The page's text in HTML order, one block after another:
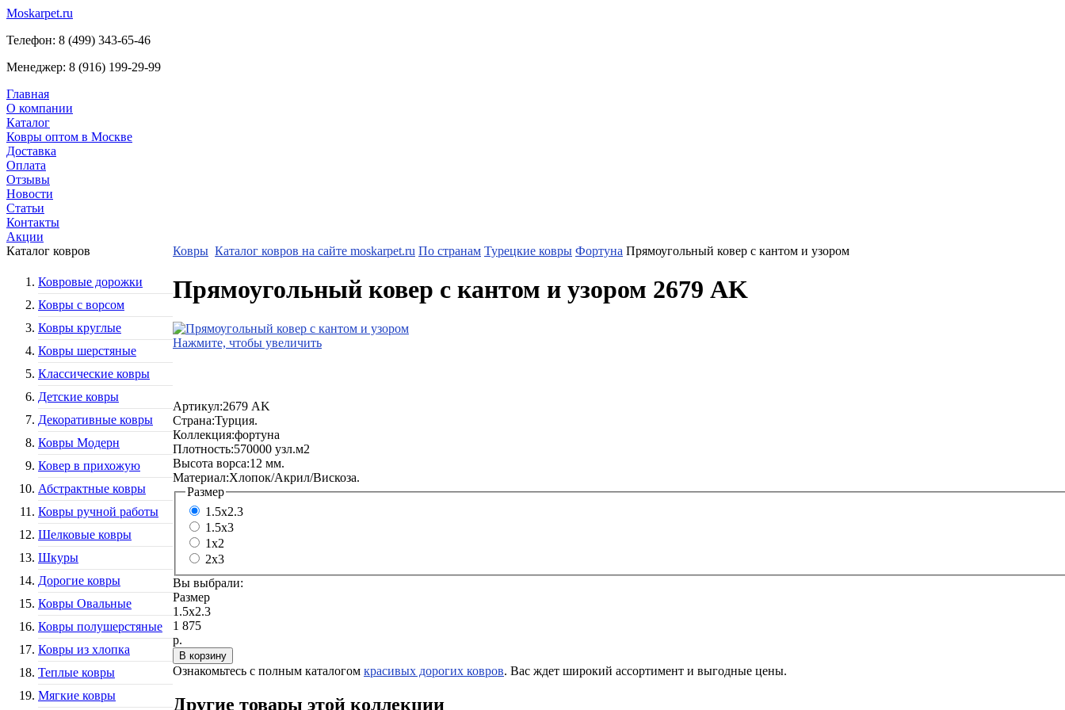
Moskarpet.ru
Телефон: 8 (499) 343-65-46
Менеджер: 8 (916) 199-29-99
Главная
О компании
Каталог
Ковры оптом в Москве
Доставка
Оплата
Отзывы
Новости
Статьи
Контакты
Акции
Каталог ковров
Ковровые дорожки
Ковры с ворсом
Ковры круглые
Ковры шерстяные
Классические ковры
Детские ковры
Декоративные ковры
Ковры Модерн
Ковер в прихожую
Абстрактные ковры
Ковры ручной работы
Шелковые ковры
Шкуры
Дорогие ковры
Ковры Овальные
Ковры полушерстяные
Ковры из хлопка
Теплые ковры
Мягкие ковры
Ковры Каталог ковров на сайте moskarpet.ru По странам Турецкие ковры Фортуна Прямоугольный ковер с кантом и узором
Прямоугольный ковер с кантом и узором 2679 AK
Нажмите, чтобы увеличить
Артикул:2679 AK
Страна:Турция.
Коллекция:фортуна
Плотность:570000 узл.м2
Высота ворса:12 мм.
Материал:Хлопок/Акрил/Вискоза.
Размер
1.5x2.3
1.5x3
1x2
2x3
Вы выбрали:
Размер
1.5x2.3
1 875
р.
Ознакомьтесь с полным каталогом красивых дорогих ковров. Вас ждет широкий ассортимент и выгодные цены.
Другие товары этой коллекции